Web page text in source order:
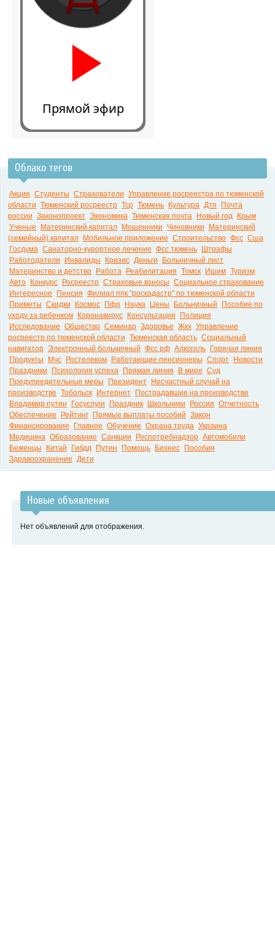
Прямой эфир
Облако тегов
Акция Студенты Страхователи Управление росреестра по тюменской
области Тюменский росреестр Тср Тюмень Культура Дтп
Почта
россии Законопроект Экономика Тюменская почта Новый год
Крым
Ученые
Материнский капитал Мошенники Чиновники
Материнский
(семейный) капитал
Мобильное приложение Строительство Фсс Сша
Госдума Санаторно-курортное лечение Фсс тюмень
Штрафы
Работодатели
Инвалиды Кризис Деньги
Больничный лист
Материнство и детство
Работа Реабилитация Томск Ишим Туризм
Авто
Конкурс Росреестр Страховые взносы Социальное страхование
Интересное
Пенсия Филиал ппк "роскадастр" по тюменской области
Приметы Скидки Космос Пфр Наука Цены Больничный
Пособие по
уходу за ребенком
Коронавирус Консультация
Полиция
Исследование Общество Семинар Здоровье Жкх Управление
росреестр по тюменской области Тюменская область Социальный
навигатор Электронный больничный Фсс рф Алкоголь
Горячая линия
Продукты
Мчс Ростелеком Работающие пенсионеры Спорт
Новости
Праздники
Психология успеха Прямая линия В мире Суд
Предупредительные меры
Президент
Несчастный случай на
производстве Тобольск Интернет
Пострадавшие на производстве
Владимир путин
Госуслуги Праздник Школьники Россия Отчетность
Обеспечение
Рейтинг Прямые выплаты пособий Закон
Финансирование
Главное Обучение Охрана труда Украина
Медицина Образование Санкции Роспотребнадзор Автомобили
Беженцы
Китай Гибдд Путин Помощь Бизнес
Пособия
Здравоохранение Дети
Новые объявления
Нет объявлений для отображения.